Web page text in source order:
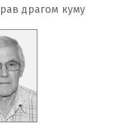
драгом куму